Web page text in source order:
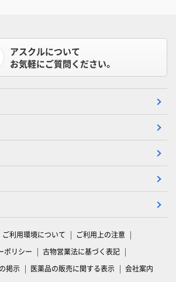
アスクルについて
お気軽にご質問ください。
ご利用環境について
ご利用上の注意
ポリシー
古物営業法に基づく表記
掲示
医薬品の販売に関する表示 会社案内